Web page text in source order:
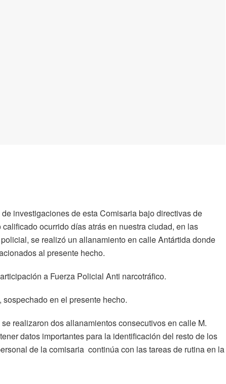
investigaciones de esta Comisaria bajo directivas de
ocurrido días atrás en nuestra ciudad, en las
se realizó un allanamiento en calle Antártida donde
al presente hecho.
a Fuerza Policial Anti narcotráfico.
en el presente hecho.
realizaron dos allanamientos consecutivos en calle M.
datos importantes para la identificación del resto de los
de la comisaria continúa con las tareas de rutina en la